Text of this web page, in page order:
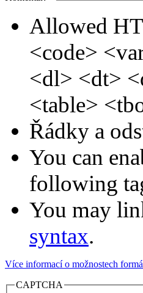
Allowed
<code>
<dl> <dt>
<table>
Řádky a
You can
following
You may
syntax.
Více informací o možnostech
CAPTCHA